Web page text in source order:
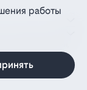
работы